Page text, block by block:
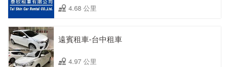
4.68 公里
遠賓租車-台中租車
4.97 公里